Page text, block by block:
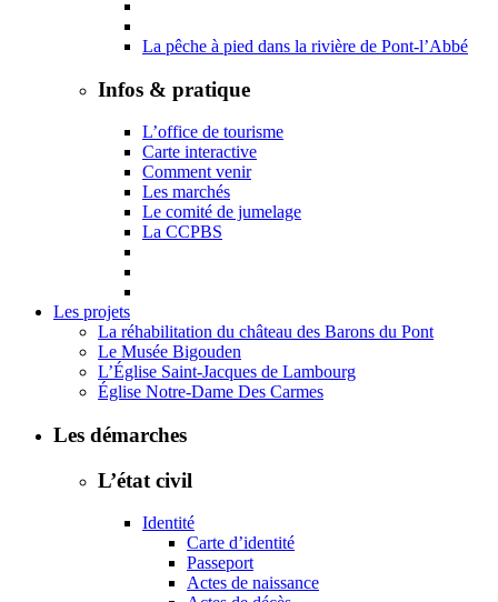
La pêche à pied dans la rivière de Pont-l’Abbé
Infos & pratique
L’office de tourisme
Carte interactive
Comment venir
Les marchés
Le comité de jumelage
La CCPBS
Les projets
La réhabilitation du château des Barons du Pont
Le Musée Bigouden
L’Église Saint-Jacques de Lambourg
Église Notre-Dame Des Carmes
Les démarches
L’état civil
Identité
Carte d’identité
Passeport
Actes de naissance